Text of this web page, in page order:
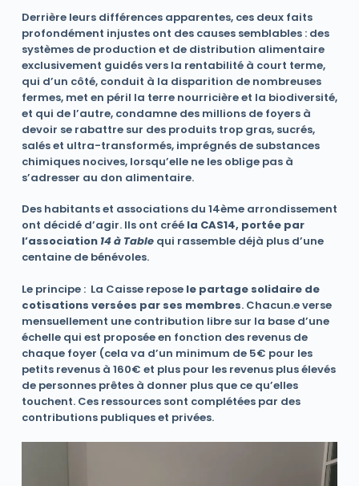
Derrière leurs différences apparentes, ces deux faits
profondément injustes ont des causes semblables : des
systèmes de production et de distribution alimentaire
exclusivement guidés vers la rentabilité à court terme,
qui d’un côté, conduit à la disparition de nombreuses
fermes, met en péril la terre nourricière et la biodiversité,
et qui de l’autre, condamne des millions de foyers à
devoir se rabattre sur des produits trop gras, sucrés,
salés et ultra-transformés, imprégnés de substances
chimiques nocives, lorsqu’elle ne les oblige pas à
s’adresser au don alimentaire.
Des habitants et associations du 14ème arrondissement
ont décidé d’agir. Ils ont créé la CAS14, portée par
l’association 14 à Table qui rassemble déjà plus d’une
centaine de bénévoles.
Le principe : La Caisse repose le partage solidaire de
cotisations versées par ses membres. Chacun.e verse
mensuellement une contribution libre sur la base d’une
échelle qui est proposée en fonction des revenus de
chaque foyer (cela va d’un minimum de 5€ pour les
petits revenus à 160€ et plus pour les revenus plus élevés
de personnes prêtes à donner plus que ce qu’elles
touchent. Ces ressources sont complétées par des
contributions publiques et privées.